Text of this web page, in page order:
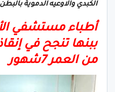
الكبدي والاوعيه الدموية
أطباء مستشفي
ببنها تنجح في
من العمر 7شهور